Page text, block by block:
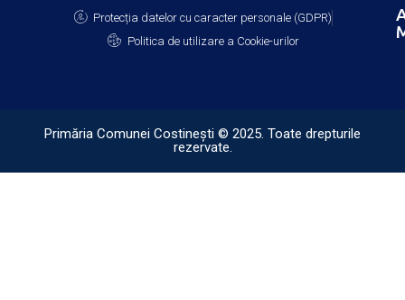
Protecția datelor cu caracter personale (GDPR)
Politica de utilizare a Cookie-urilor
Primăria Comunei Costinești © 2025. Toate drepturile
rezervate.